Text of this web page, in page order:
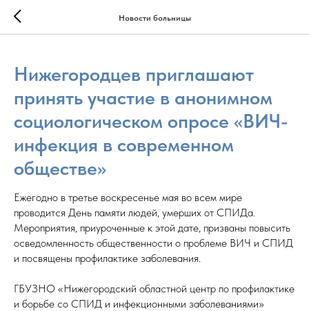
Новости больницы
Нижегородцев приглашают
принять участие в анонимном
социологическом опросе «ВИЧ-
инфекция в современном
обществе»
Ежегодно в третье воскресенье мая во всем мире
проводится День памяти людей, умерших от СПИДа.
Мероприятия, приуроченные к этой дате, призваны повысить
осведомленность общественности о проблеме ВИЧ и СПИД
и посвящены профилактике заболевания.
ГБУЗНО «Нижегородский областной центр по профилактике
и борьбе со СПИД и инфекционными заболеваниями»